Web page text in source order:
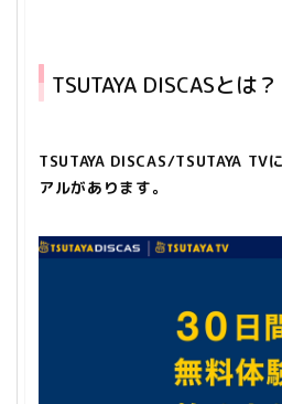
TSUTAYA DISCASとは？
TSUTAYA DISCAS/TSUTAYA
アルがあります。